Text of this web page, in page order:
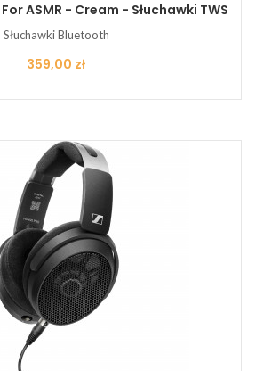
ASMR - Cream - Słuchawki TWS
Słuchawki Bluetooth
Cena
359,00 zł